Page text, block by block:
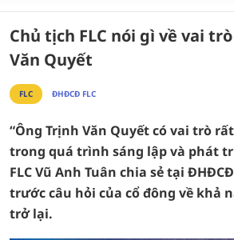
Chủ tịch FLC nói gì về vai
Văn Quyết
FLC ĐHĐCĐ FLC
“Ông Trịnh Văn Quyết có vai trò
trong quá trình sáng lập và phát
FLC Vũ Anh Tuân chia sẻ tại
trước câu hỏi của cổ đông về khả
trở lại.